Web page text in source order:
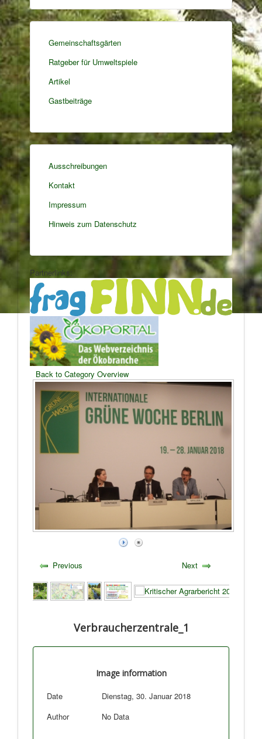
Gemeinschaftsgärten
Ratgeber für Umweltspiele
Artikel
Gastbeiträge
Ausschreibungen
Kontakt
Impressum
Hinweis zum Datenschutz
Partnerlinks:
Back to Category Overview
Previous Next
Verbraucherzentrale_1
Image information
Date
Dienstag, 30. Januar 2018
Author
No Data